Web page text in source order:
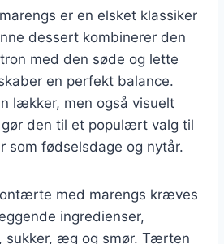
er en elsket klassiker
dessert kombinerer den
med den søde og lette
en perfekt balance.
lækker, men også visuelt
den til et populært valg til
som fødselsdage og nytår.
med marengs kræves
ingredienser,
sukker, æg og smør. Tærten